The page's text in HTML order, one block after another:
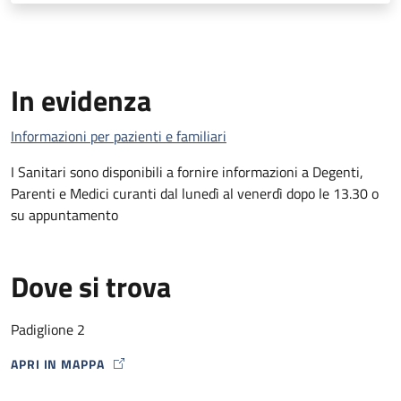
In evidenza
Informazioni per pazienti e familiari
I Sanitari sono disponibili a fornire informazioni a Degenti,
Parenti e Medici curanti dal lunedì al venerdì dopo le 13.30 o
su appuntamento
Dove si trova
Padiglione 2
APRI IN MAPPA
MAP ICON